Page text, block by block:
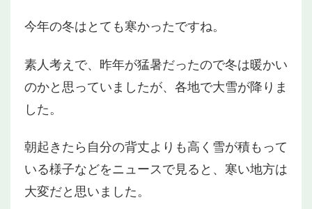
今年の冬はとても寒かったですね。
素人考えで、昨年が猛暑だったので冬は暖かい
のかと思っていましたが、各地で大雪が降りま
した。
朝起きたら自分の背丈よりも高く雪が積もって
いる様子などをニュースで見ると、寒い地方は
大変だと思いました。